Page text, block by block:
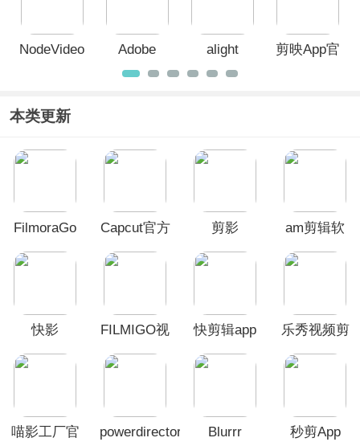
NodeVideo
Adobe
Premiere
alight
motion剪
剪映App官
本类更新
FilmoraGo
Capcut官方
剪影
am剪辑软
快影
FILMIGO视
编辑工具
快剪辑app
乐秀视频剪
喵影工厂官
powerdirector
Blurrr 秒剪App